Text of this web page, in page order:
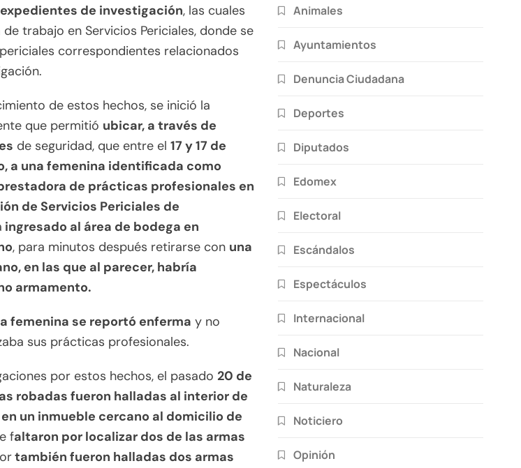
de investigación, las cuales
trabajo en Servicios Periciales, donde se
correspondientes relacionados
de estos hechos, se inició la
que permitió ubicar, a través de
de seguridad, que entre el 17 y 17 de
a una femenina identificada como
de prácticas profesionales en
de Servicios Periciales de
ingresado al área de bodega en
, para minutos después retirarse con una
en las que al parecer, habría
armamento.
femenina se reportó enferma y no
sus prácticas profesionales.
por estos hechos, el pasado 20 de
robadas fueron halladas al interior de
un inmueble cercano al domicilio de
faltaron por localizar dos de las armas
también fueron halladas dos armas
Animales
Ayuntamientos
Denuncia Ciudadana
Deportes
Diputados
Edomex
Electoral
Escándalos
Espectáculos
Internacional
Nacional
Naturaleza
Noticiero
Opinión